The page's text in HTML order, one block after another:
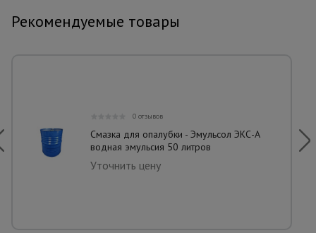
Рекомендуемые товары
0 отзывов
Смазка для опалубки - Эмульсол ЭКС-А
водная эмульсия 50 литров
Уточнить цену